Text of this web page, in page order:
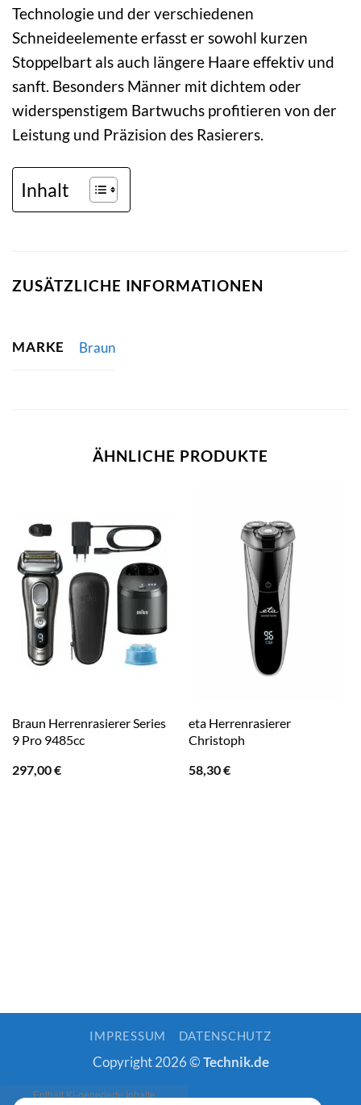
Technologie und der verschiedenen
Schneideelemente erfasst er sowohl kurzen
Stoppelbart als auch längere Haare effektiv und
sanft. Besonders Männer mit dichtem oder
widerspenstigem Bartwuchs profitieren von der
Leistung und Präzision des Rasierers.
Inhalt
ZUSÄTZLICHE INFORMATIONEN
MARKE Braun
ÄHNLICHE PRODUKTE
Braun Herrenrasierer Series
9 Pro 9485cc
297,00€
eta Herrenrasierer
Christoph
58,30€
IMPRESSUM DATENSCHUTZ
Copyright 2026 ©Technik.de